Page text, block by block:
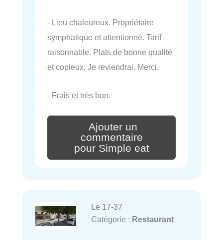
- Lieu chaleureux. Propriétaire
symphatique et attentionné. Tarif
raisonnable. Plats de bonne qualité
et copieux. Je reviendrai. Merci.
- Frais et très bon.
Ajouter un
commentaire
pour Simple eat
Le 17-37
Catégorie : Restaurant